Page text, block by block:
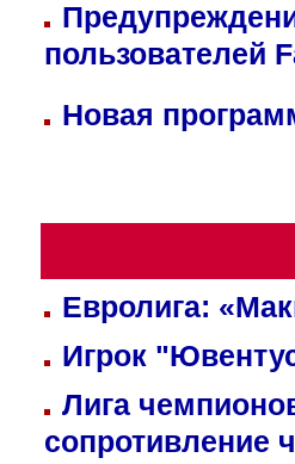
пользователей
Новая
Евролига:
Игрок
Лига
сопротивление